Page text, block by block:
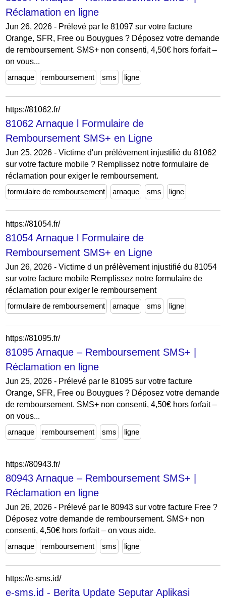
Réclamation en ligne
Jun 26, 2026 - Prélevé par le 81097 sur votre facture
Orange, SFR, Free ou Bouygues ? Déposez votre demande
de remboursement. SMS+ non consenti, 4,50€ hors forfait –
on vous...
arnaque
remboursement sms ligne
https://81062.fr/
81062 Arnaque l Formulaire de
Remboursement SMS+ en Ligne
Jun 25, 2026 - Victime d'un prélèvement injustifié du 81062
sur votre facture mobile ? Remplissez notre formulaire de
réclamation pour exiger le remboursement.
formulaire de remboursement
arnaque sms ligne
https://81054.fr/
81054 Arnaque l Formulaire de
Remboursement SMS+ en Ligne
Jun 26, 2026 - Victime d un prélèvement injustifié du 81054
sur votre facture mobile Remplissez notre formulaire de
réclamation pour exiger le remboursement
formulaire de remboursement
arnaque sms ligne
https://81095.fr/
81095 Arnaque – Remboursement SMS+ |
Réclamation en ligne
Jun 25, 2026 - Prélevé par le 81095 sur votre facture
Orange, SFR, Free ou Bouygues ? Déposez votre demande
de remboursement. SMS+ non consenti, 4,50€ hors forfait –
on vous...
arnaque
remboursement sms ligne
https://80943.fr/
80943 Arnaque – Remboursement SMS+ |
Réclamation en ligne
Jun 26, 2026 - Prélevé par le 80943 sur votre facture Free ?
Déposez votre demande de remboursement. SMS+ non
consenti, 4,50€ hors forfait – on vous aide.
arnaque
remboursement sms ligne
https://e-sms.id/
e-sms.id - Berita Update Seputar Aplikasi